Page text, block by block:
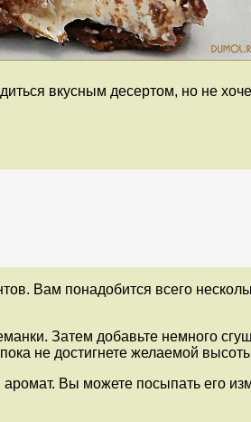
вкусным десертом, но не
Вам понадобится всего
Затем добавьте немного
не достигнете желаемой
Вы можете посыпать его